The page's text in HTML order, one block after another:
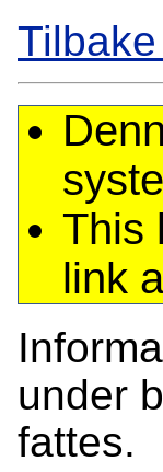
This
link
under
fattes.